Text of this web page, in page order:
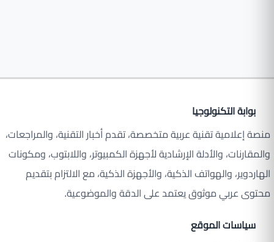
بوابة التكنولوجيا
منصة إعلامية تقنية عربية متخصصة، تقدم أخبار التقنية، والمراجعات،
والمقارنات، والأدلة الإرشادية لأجهزة الكمبيوتر، واللابتوب، ومكونات
الهاردوير، والهواتف الذكية، والأجهزة الذكية، مع الالتزام بتقديم
محتوى عربي موثوق يعتمد على الدقة والموضوعية.
سياسات الموقع